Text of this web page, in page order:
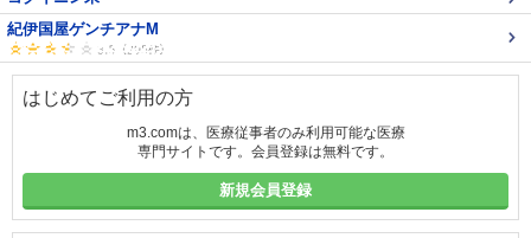
紀伊国屋ゲンチアナM
はじめてご利用の方
m3.comは、医療従事者のみ利用可能な医療
専門サイトです。会員登録は無料です。
新規会員登録